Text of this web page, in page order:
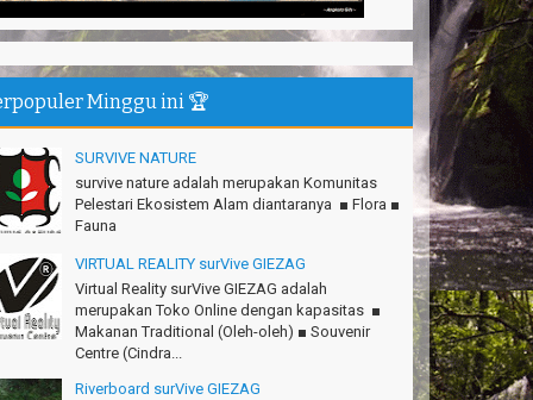
Minggu ini 🏆
SURVIVE NATURE
survive nature adalah merupakan Komunitas
Pelestari Ekosistem Alam diantaranya ■ Flora ■
Fauna
VIRTUAL REALITY surVive GIEZAG
Virtual Reality surVive GIEZAG adalah
merupakan Toko Online dengan kapasitas ■
Makanan Traditional (Oleh-oleh) ■ Souvenir
Centre (Cindra...
Riverboard surVive GIEZAG